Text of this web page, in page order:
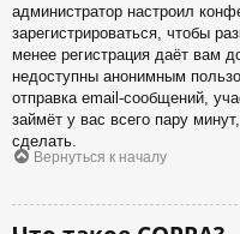
администратор настроил
зарегистрироваться, чтобы
менее регистрация даёт вам
недоступны анонимным
отправка email-сообщений,
займёт у вас всего пару
сделать.
Вернуться к началу